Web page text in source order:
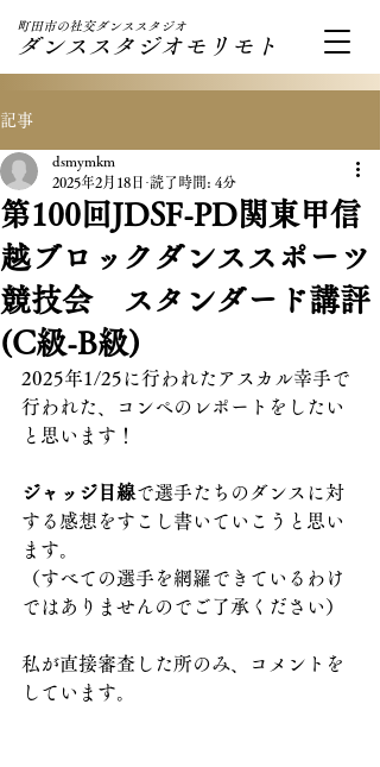
町田市の社交ダンススタジオ
ダンススタジオモリモト
記事
第100回JDSF-PD関東甲信
越ブロックダンススポーツ
競技会 スタンダード講評
(C級-B級)
dsmymkm
2025年2月18日 読了時間: 4分
2025年1/25に行われたアスカル幸手で
行われた、コンペのレポートをしたい
と思います！
ジャッジ目線で選手たちのダンスに対
する感想をすこし書いていこうと思い
ます。
（すべての選手を網羅できているわけ
ではありませんのでご了承ください）
私が直接審査した所のみ、コメントを
しています。